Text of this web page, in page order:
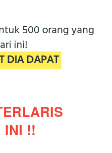
500 orang yang
ini!
DIA DAPAT
INI !!